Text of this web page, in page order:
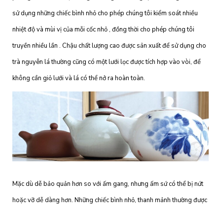
sử dụng những chiếc bình nhỏ cho phép chúng tôi kiểm soát nhiều
nhiệt độ và mùi vị của mỗi cốc nhỏ , đồng thời cho phép chúng tôi
truyền nhiều lần . Chậu chất lượng cao được sản xuất để sử dụng cho
trà nguyên lá thường cũng có một lưới lọc được tích hợp vào vòi, để
không cần giỏ lưới và lá có thể nở ra hoàn toàn.
Mặc dù dễ bảo quản hơn so với ấm gang, nhưng ấm sứ có thể bị nứt
hoặc vỡ dễ dàng hơn. Những chiếc bình nhỏ, thanh mảnh thường được